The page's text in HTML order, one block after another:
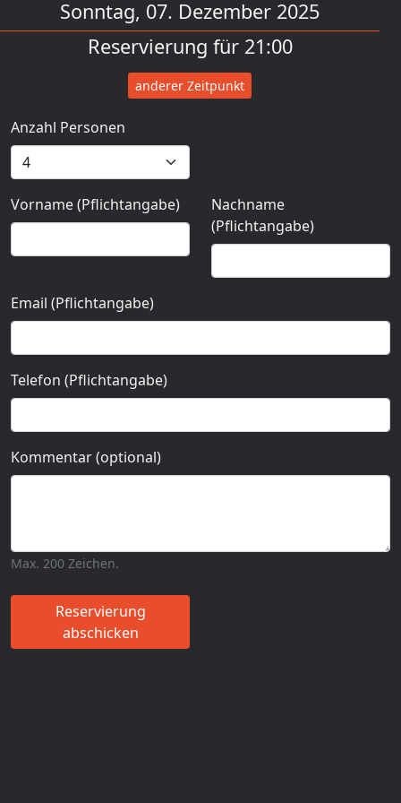
Sonntag, 07. Dezember 2025
Reservierung für 21:00
anderer Zeitpunkt
Anzahl Personen
Vorname (Pflichtangabe)
Nachname
(Pflichtangabe)
Email (Pflichtangabe)
Telefon (Pflichtangabe)
Kommentar (optional)
Max. 200 Zeichen.
Reservierung
abschicken